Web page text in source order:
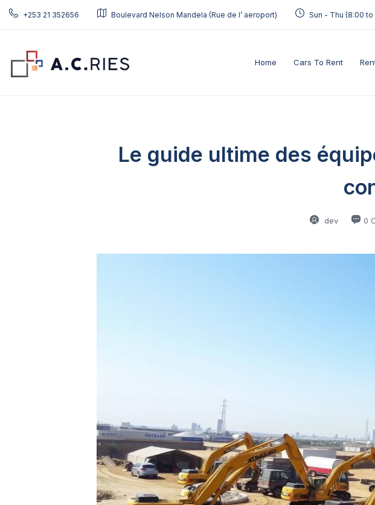
+253 21 352656 Boulevard Nelson Mandela (Rue de l’ aeroport) Sun - Thu (8:00 to
Home Cars To Rent
Le guide ultime des
dev 0